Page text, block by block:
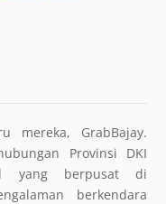
mereka, GrabBajay.
Provinsi DKI
yang berpusat di
berkendara